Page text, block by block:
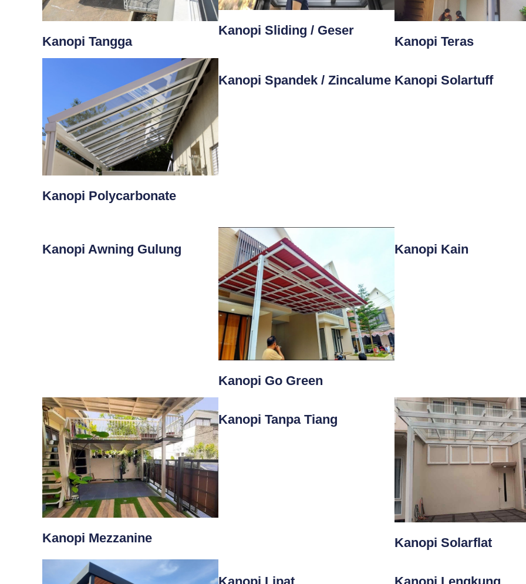
Kanopi Tangga
Kanopi Sliding / Geser
Kanopi Teras
Kanopi Polycarbonate
Kanopi Spandek / Zincalume Kanopi Solartuff
Kanopi Awning Gulung
Kanopi Go Green
Kanopi Kain
Kanopi Mezzanine
Kanopi Tanpa Tiang
Kanopi Solarflat